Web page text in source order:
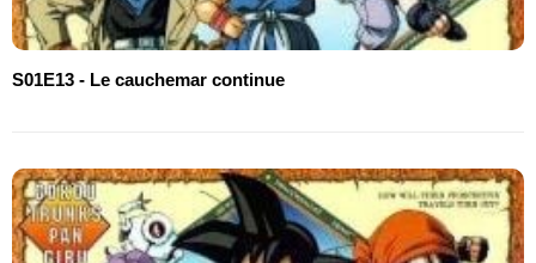
S01E13 - Le cauchemar continue